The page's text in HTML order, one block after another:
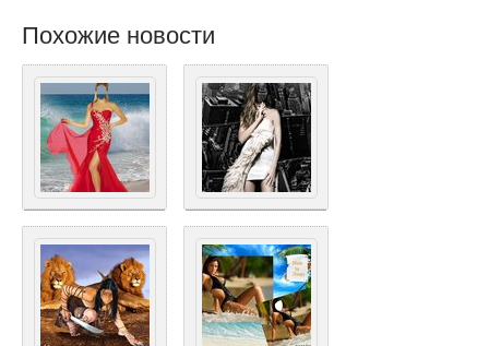
Похожие новости